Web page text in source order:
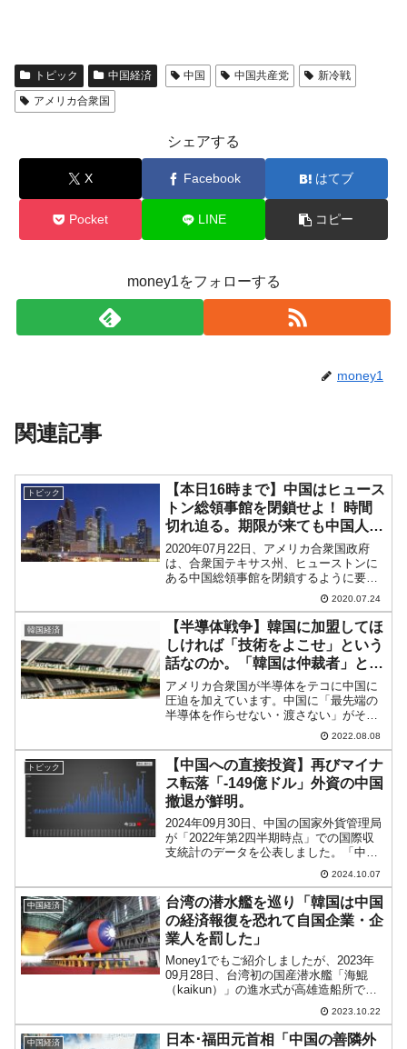
トピック 中国経済 中国 中国共産党
新冷戦
アメリカ合衆国
シェアする
X Facebook はてブ
Pocket LINE コピー
money1をフォローする
money1
関連記事
トピック
【本日16時まで】中国はヒュース
トン総領事館を閉鎖せよ！ 時間
切れ迫る。期限が来ても中国人職
員は居座る？
2020年07月22日、アメリカ合衆国政府
は、合衆国テキサス州、ヒューストンに
ある中国総領事館を閉鎖するように要求
しました。「72時間以内」ですので、07
月24日(金)の16時まで（現地時間／日本
時間では25日(土)午前06時）に閉鎖しな
け...
2020.07.24
韓国経済
【半導体戦争】韓国に加盟してほ
しければ「技術をよこせ」という
話なのか。「韓国は仲裁者」と言
い出す
アメリカ合衆国が半導体をテコに中国に
圧迫を加えています。中国に「最先端の
半導体を作らせない・渡さない」がその
主旨ですが、半導体のサプライチェーン
を自由主義陣営で固めるために
「Chip4（チップ4）」という半導体同盟
を結成することを目指してい...
2022.08.08
トピック
【中国への直接投資】再びマイナ
ス転落「-149億ドル」外資の中国
撤退が鮮明。
2024年09月30日、中国の国家外貨管理局
が「2022年第2四半期時点」での国際収
支統計のデータを公表しました。「中国
にはお金をやらん」という動きが見て取
れます。以下の金融収支の「直接投資」
負債の部をご覧ください。2024年第2四
半期直接...
2024.10.07
中国経済
台湾の潜水艦を巡り「韓国は中国
の経済報復を恐れて自国企業・企
業人を罰した」
Money1でもご紹介しましたが、2023年
09月28日、台湾初の国産潜水艦「海鯤
（kaikun）」の進水式が高雄造船所で行
われました。この潜水艦について、
『Reuters（ロイター）』が興味深い記事
を出しています。2022年02月17日、...
2023.10.22
中国経済
日本･福田元首相「中国の善隣外